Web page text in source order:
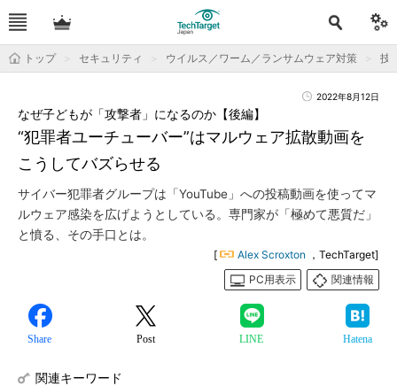
トップ セキュリティ ウイルス／ワーム／ランサムウェア対策 技
2022年8月12日
“犯罪者ユーチューバー”はマルウェア拡散動画を
こうしてバズらせる
なぜ子どもが「攻撃者」になるのか【後編】
サイバー犯罪者グループは「YouTube」への投稿動画を使ってマ
ルウェア感染を広げようとしている。専門家が「極めて悪質だ」
と憤る、その手口とは。
[ Alex Scroxton ，TechTarget]
PC用表示
関連情報
Share Post LINE Hatena
関連キーワード